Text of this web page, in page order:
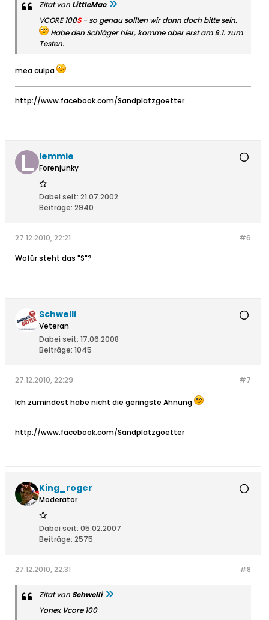
Zitat vonLittleMac
VCORE 100S- so genau sollten wir dann doch bitte sein.
Habe den Schläger hier, komme aber erst am 9.1. zum
Testen.
mea culpa
http://www.facebook.com/Sandplatzgoetter
lemmie
Forenjunky
Dabei seit: 21.07.2002
Beiträge: 2940
#6
27.12.2010, 22:21
Wofür steht das "S"?
Schwelli
Veteran
Dabei seit: 17.06.2008
Beiträge: 1045
#7
27.12.2010, 22:29
Ich zumindest habe nicht die geringste Ahnung
http://www.facebook.com/Sandplatzgoetter
King_roger
Moderator
Dabei seit: 05.02.2007
Beiträge: 2575
#8
27.12.2010, 22:31
Zitat von Schwelli
Yonex Vcore 100